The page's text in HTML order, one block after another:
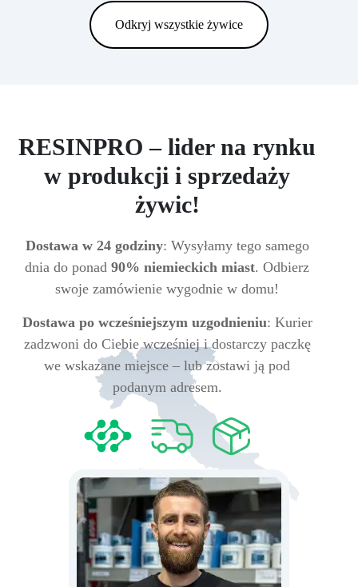
Odkryj wszystkie żywice
RESINPRO – lider na rynku
w produkcji i sprzedaży
żywic!
Dostawa w 24 godziny: Wysyłamy tego samego
dnia do ponad 90% niemieckich miast. Odbierz
swoje zamówienie wygodnie w domu!
Dostawa po wcześniejszym uzgodnieniu: Kurier
zadzwoni do Ciebie wcześniej i dostarczy paczkę
we wskazane miejsce – lub zostawi ją pod
podanym adresem.